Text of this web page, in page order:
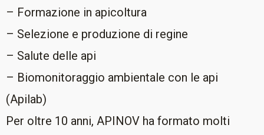
– Formazione in apicoltura
– Selezione e produzione di regine
– Salute delle api
– Biomonitoraggio ambientale con le api
(Apilab)
Per oltre 10 anni, APINOV ha formato molti